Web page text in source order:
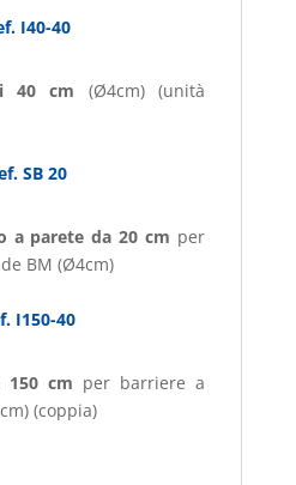
I40-40
40 cm (Ø4cm) (unità
SB 20
a parete da 20 cm per
BM (Ø4cm)
I150-40
150 cm per barriere a
(coppia)